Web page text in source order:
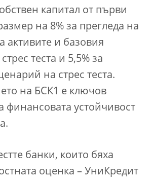
капитал от първи
на 8% за прегледа на
активите и базовия
теста и 5,5% за
на стрес теста.
на БСК1 е ключов
финансовата устойчивост
банки, които бяха
оценка – УниКредит